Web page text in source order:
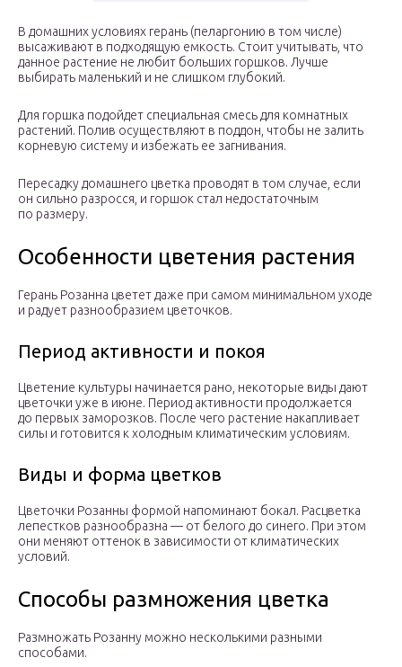
В домашних условиях герань (пеларгонию в том числе)
высаживают в подходящую емкость. Стоит учитывать, что
данное растение не любит больших горшков. Лучше
выбирать маленький и не слишком глубокий.
Для горшка подойдет специальная смесь для комнатных
растений. Полив осуществляют в поддон, чтобы не залить
корневую систему и избежать ее загнивания.
Пересадку домашнего цветка проводят в том случае, если
он сильно разросся, и горшок стал недостаточным
по размеру.
Особенности цветения растения
Герань Розанна цветет даже при самом минимальном уходе
и радует разнообразием цветочков.
Период активности и покоя
Цветение культуры начинается рано, некоторые виды дают
цветочки уже в июне. Период активности продолжается
до первых заморозков. После чего растение накапливает
силы и готовится к холодным климатическим условиям.
Виды и форма цветков
Цветочки Розанны формой напоминают бокал. Расцветка
лепестков разнообразна — от белого до синего. При этом
они меняют оттенок в зависимости от климатических
условий.
Способы размножения цветка
Размножать Розанну можно несколькими разными
способами.